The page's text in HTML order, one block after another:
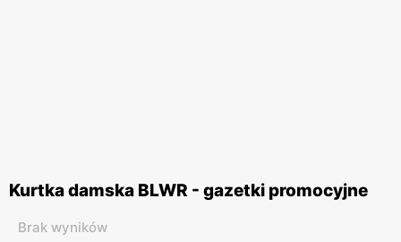
Kurtka damska BLWR - gazetki promocyjne
Brak wyników